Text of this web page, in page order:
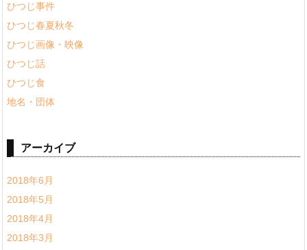
ひつじ事件
ひつじ春夏秋冬
ひつじ画像・映像
ひつじ話
ひつじ食
地名・団体
アーカイブ
2018年6月
2018年5月
2018年4月
2018年3月